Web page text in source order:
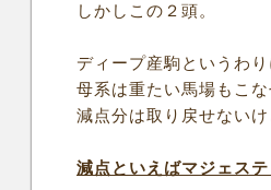
しかしこの２頭。
ディープ産駒というわり
母系は重たい馬場もこな
減点分は取り戻せないけ
減点といえばマジェステ